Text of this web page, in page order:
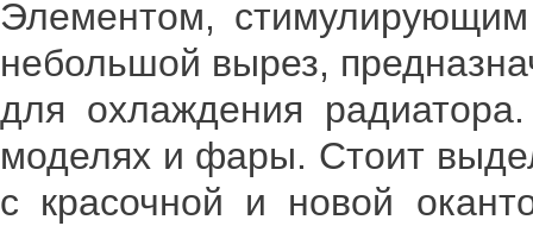
Элементом,
небольшой вырез,
для охлаждения
моделях и фары. Стоит
с красочной и новой